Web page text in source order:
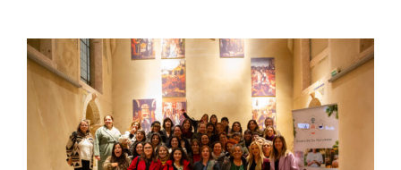
View
Larger
Image